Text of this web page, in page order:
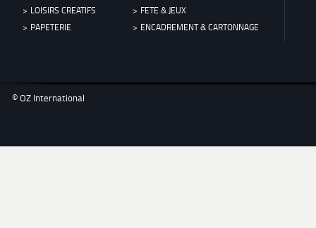
LOISIRS CREATIFS
FETE & JEUX
PAPETERIE
ENCADREMENT & CARTONNAGE
© OZ International